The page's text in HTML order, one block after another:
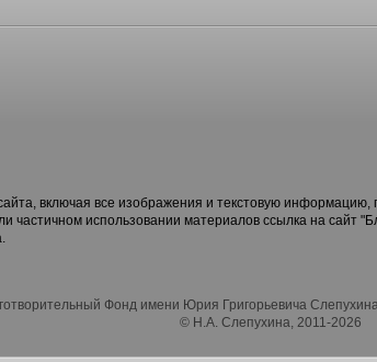
включая все изображения и текстовую информацию,
частичном использовании материалов ссылка на сайт
Фонд имени Юрия Григорьевича
© Н.А. Слепухина, 2011-2026